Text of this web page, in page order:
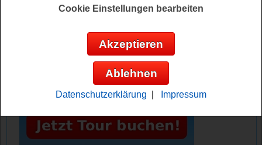
Anzeige:
Cookie Einstellungen bearbeiten
Akzeptieren
Ablehnen
Datenschutzerklärung Impressum